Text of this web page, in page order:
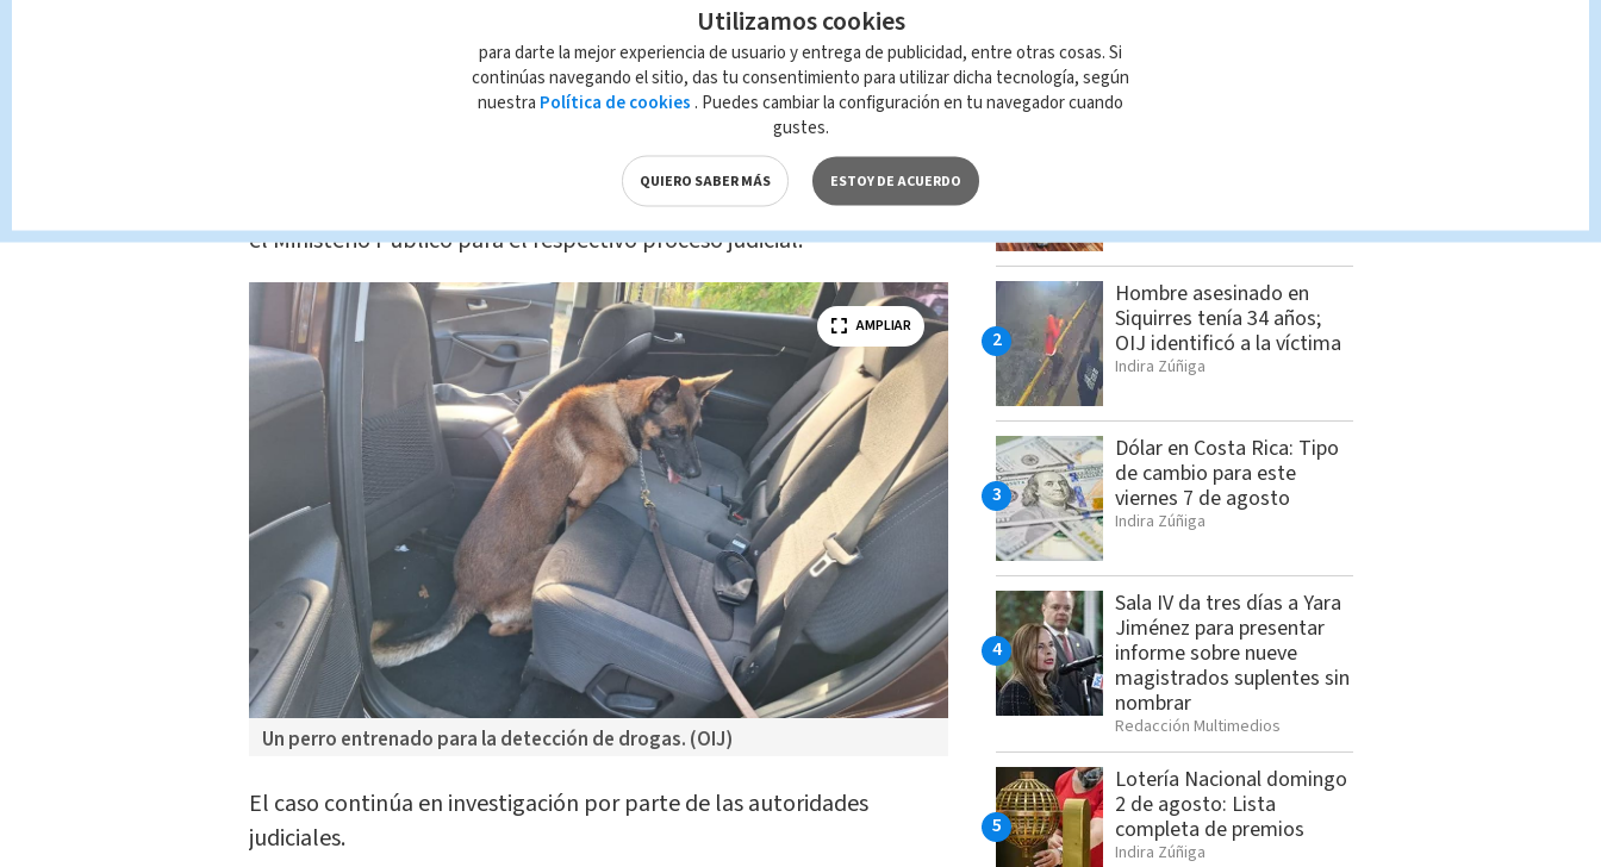
Tras la revisión del automotor, los investigadores localizaron160
en un doble piso del vehículo, los cuales contenían
clorhidrato de cocaína.
la detencióndel conductor, un
hombre de apellido Mendoza, de 36 años,
quien fue presentado ante
el Ministerio Público para el respectivo proceso judicial.
Un perro entrenado para la detección de drogas. (OIJ)
AMPLIAR
El caso continúa en investigación por parte de las autoridades
judiciales.
LO MÁS BUSCADO
Hombre asesinado en
Siquirres tenía 34 años;
OIJ identificó a la víctima
Indira Zúñiga
Dólar en Costa Rica: Tipo
de cambio para este
viernes 7 de agosto
Indira Zúñiga
Sala IV da tres días a Yara
Jiménez para presentar
informe sobre nueve
magistrados suplentes sin
nombrar
Redacción Multimedios
Lotería Nacional domingo
2 de agosto: Lista
completa de premios
Indira Zúñiga
Utilizamos cookies
para darte la mejor experiencia de usuario y entrega de publicidad, entre otras cosas. Si
continúas navegando el sitio, das tu consentimiento para utilizar dicha tecnología, según
nuestra Política de cookies . Puedes cambiar la configuración en tu navegador cuando
gustes.
QUIERO SABER MÁS ESTOY DE ACUERDO